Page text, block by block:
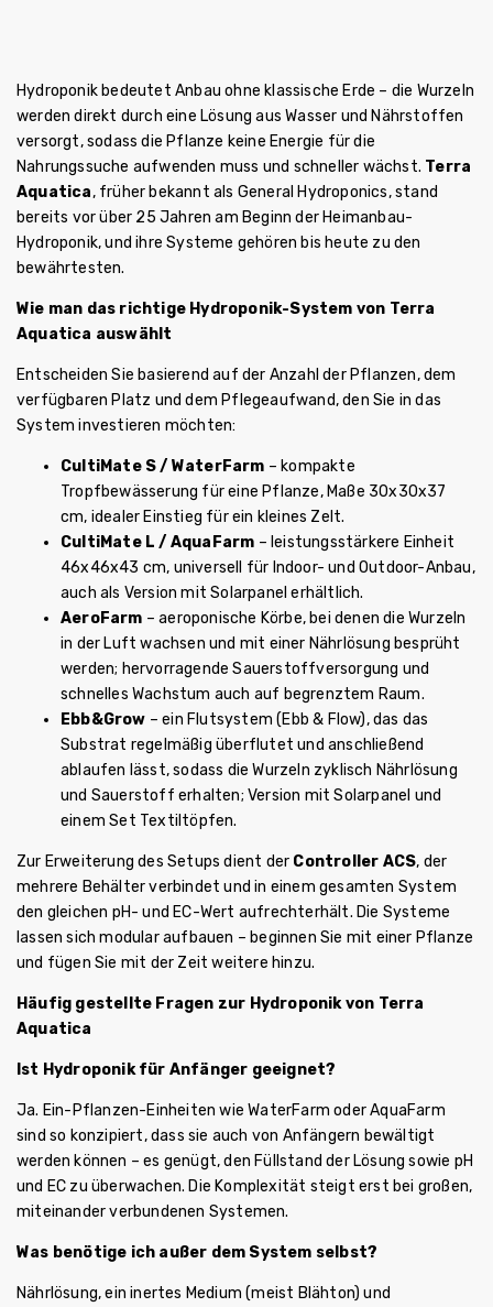
Hydroponik bedeutet Anbau ohne klassische Erde – die Wurzeln
werden direkt durch eine Lösung aus Wasser und Nährstoffen
versorgt, sodass die Pflanze keine Energie für die
Nahrungssuche aufwenden muss und schneller wächst. Terra
Aquatica, früher bekannt als General Hydroponics, stand
bereits vor über 25 Jahren am Beginn der Heimanbau-
Hydroponik, und ihre Systeme gehören bis heute zu den
bewährtesten.
Wie man das richtige Hydroponik-System von Terra
Aquatica auswählt
Entscheiden Sie basierend auf der Anzahl der Pflanzen, dem
verfügbaren Platz und dem Pflegeaufwand, den Sie in das
System investieren möchten:
CultiMate S / WaterFarm – kompakte
Tropfbewässerung für eine Pflanze, Maße 30x30x37
cm, idealer Einstieg für ein kleines Zelt.
CultiMate L / AquaFarm – leistungsstärkere Einheit
46x46x43 cm, universell für Indoor- und Outdoor-Anbau,
auch als Version mit Solarpanel erhältlich.
AeroFarm – aeroponische Körbe, bei denen die Wurzeln
in der Luft wachsen und mit einer Nährlösung besprüht
werden; hervorragende Sauerstoffversorgung und
schnelles Wachstum auch auf begrenztem Raum.
Ebb&Grow – ein Flutsystem (Ebb & Flow), das das
Substrat regelmäßig überflutet und anschließend
ablaufen lässt, sodass die Wurzeln zyklisch Nährlösung
und Sauerstoff erhalten; Version mit Solarpanel und
einem Set Textiltöpfen.
Zur Erweiterung des Setups dient der Controller ACS, der
mehrere Behälter verbindet und in einem gesamten System
den gleichen pH- und EC-Wert aufrechterhält. Die Systeme
lassen sich modular aufbauen – beginnen Sie mit einer Pflanze
und fügen Sie mit der Zeit weitere hinzu.
Häufig gestellte Fragen zur Hydroponik von Terra
Aquatica
Ist Hydroponik für Anfänger geeignet?
Ja. Ein-Pflanzen-Einheiten wie WaterFarm oder AquaFarm
sind so konzipiert, dass sie auch von Anfängern bewältigt
werden können – es genügt, den Füllstand der Lösung sowie pH
und EC zu überwachen. Die Komplexität steigt erst bei großen,
miteinander verbundenen Systemen.
Was benötige ich außer dem System selbst?
Nährlösung, ein inertes Medium (meist Blähton) und